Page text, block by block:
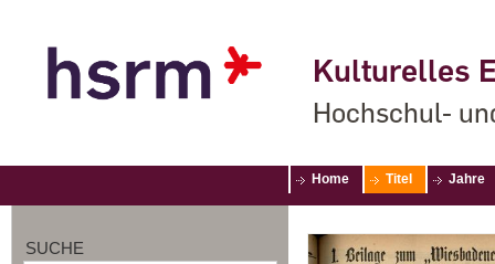
Kulturelles
Hochschul-
Home Titel Jahre
SUCHE